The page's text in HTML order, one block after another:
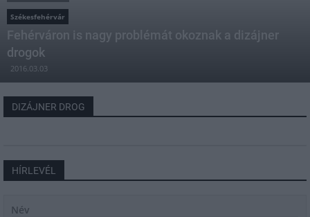
Székesfehérvár
Fehérváron is nagy problémát okoznak a dizájner
drogok
2016.03.03
DIZÁJNER DROG
HÍRLEVÉL
Név